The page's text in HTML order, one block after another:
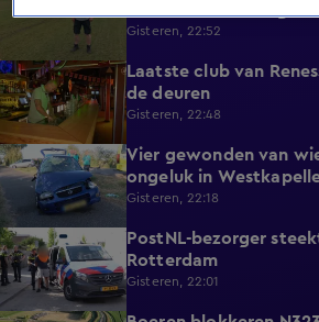
Gisteren, 22:52
2:08
Laatste club van
de deuren
Gisteren, 22:48
0:30
Vier gewonden van
ongeluk in
Gisteren, 22:18
0:26
PostNL-bezorger
Rotterdam
Gisteren, 22:01